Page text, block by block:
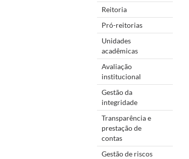
Reitoria
Pró-reitorias
Unidades
acadêmicas
Avaliação
institucional
Gestão da
integridade
Transparência e
prestação de
contas
Gestão de riscos